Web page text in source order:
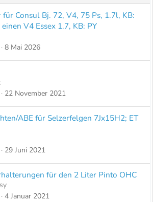
für Consul Bj. 72, V4, 75 Ps, 1.7l, KB:
V4 Essex 1.7, KB: PY
8 Mai 2026
22 November 2021
ABE für Selzerfelgen 7Jx15H2; ET
29 Juni 2021
für den 2 Liter Pinto OHC
4 Januar 2021